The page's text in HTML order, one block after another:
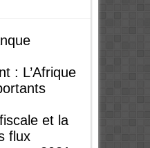
: L’Afrique
et la
flux